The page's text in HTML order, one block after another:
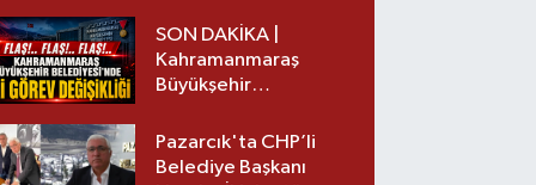
SON DAKİKA |
Kahramanmaraş
Büyükşehir
görev değişikliği!
Pazarcık'ta CHP’li
Belediye Başkanı